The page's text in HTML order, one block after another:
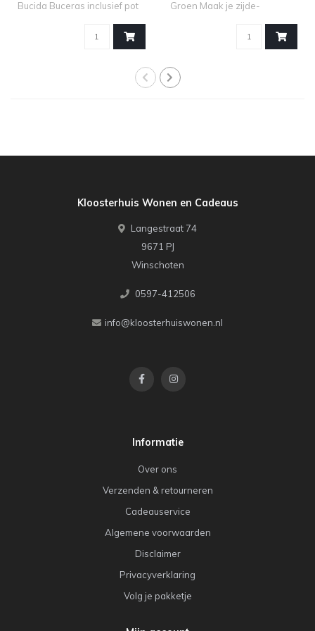
Bucida Buceras inclusief pot
Groen Maak je zijde-
Kloosterhuis Wonen en Cadeaus
Langestraat 74
9671 PJ
Winschoten
0597-412506
info@kloosterhuiswonen.nl
Informatie
Over ons
Verzenden & retourneren
Cadeauservice
Algemene voorwaarden
Disclaimer
Privacyverklaring
Volg je pakketje